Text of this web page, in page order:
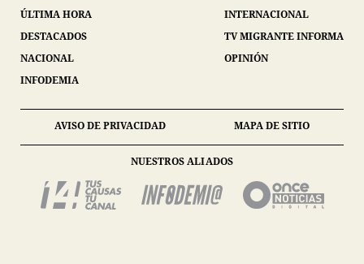
ÚLTIMA HORA
DESTACADOS
NACIONAL
INFODEMIA
INTERNACIONAL
TV MIGRANTE INFORMA
OPINIÓN
AVISO DE PRIVACIDAD MAPA DE SITIO
NUESTROS ALIADOS